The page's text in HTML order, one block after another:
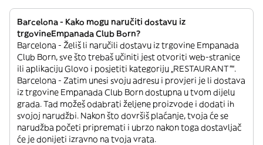
Barcelona - Kako mogu naručiti dostavu iz
trgovineEmpanada Club Born?
Barcelona - Želiš li naručili dostavu iz trgovine Empanada
Club Born, sve što trebaš učiniti jest otvoriti web-stranice
ili aplikaciju Glovo i posjetiti kategoriju „RESTAURANT”“.
Barcelona - Zatim unesi svoju adresu i provjeri je li dostava
iz trgovine Empanada Club Born dostupna u tvom dijelu
grada. Tad možeš odabrati željene proizvode i dodati ih
svojoj narudžbi. Nakon što dovršiš plaćanje, tvoja će se
narudžba početi pripremati i ubrzo nakon toga dostavljač
će je donijeti izravno na tvoja vrata.